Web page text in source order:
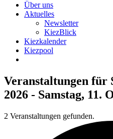
Über uns
Aktuelles
Newsletter
KiezBlick
Kiezkalender
Kiezpool
Veranstaltungen für
2026 - Samstag, 11.
2 Veranstaltungen gefunden.